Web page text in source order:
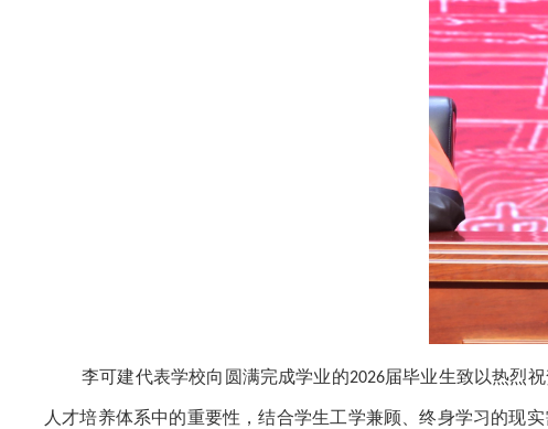
李可建代表学校向圆满完成学业的2026届毕业生致以热烈
人才培养体系中的重要性，结合学生工学兼顾、终身学习的现